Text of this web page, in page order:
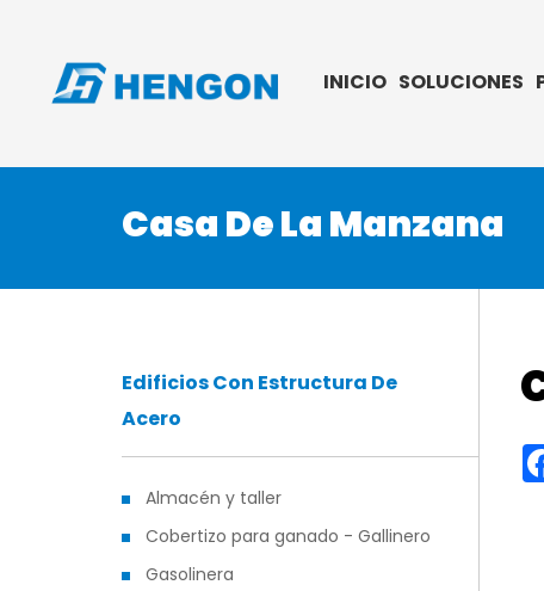
INICIO SOLUCIONES
Casa De La Manzana
Edificios Con Estructura De
Acero
Almacén y taller
Cobertizo para ganado - Gallinero
Gasolinera